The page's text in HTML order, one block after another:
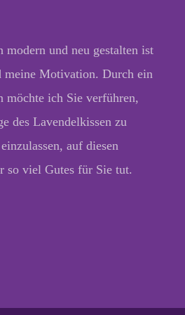
modern und neu gestalten ist
meine Motivation. Durch ein
möchte ich Sie verführen,
des Lavendelkissen zu
auf diesen
so viel Gutes für Sie tut.